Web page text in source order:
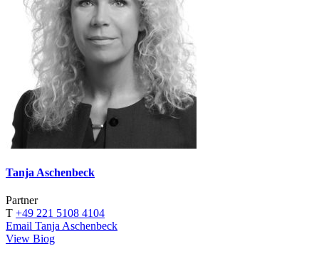
Tanja Aschenbeck
Partner
T +49 221 5108 4104
Email Tanja Aschenbeck
View Biog